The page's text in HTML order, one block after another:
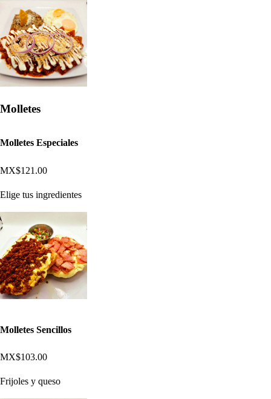
Molletes
Molletes Especiales
MX$121.00
Elige tus ingredientes
Molletes Sencillos
MX$103.00
Frijoles y queso